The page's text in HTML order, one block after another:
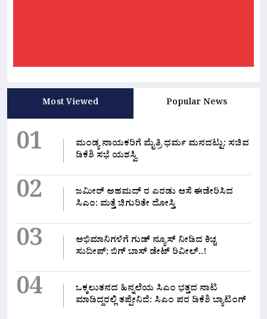
Most Viewed Popular News
01
ಮಂಡ್ಯ ನಾಯಕರಿಗೆ ಮೈತ್ರಿ ಧರ್ಮ ಮನದಟ್ಟು: ಸಚಿವ
ಡಿಕೆಶಿ ಸಭೆ ಯಶಸ್ವಿ
02
ಜಮೀರ್ ಅಹಮದ್ ರ ಎರಡು ಆಸೆ ಈಡೇರಿಸಿದ
ಸಿಎಂ: ಮತ್ತೆ ಚಿಗುರಿತೇ ದೋಸ್ತಿ
03
ಅಭಿಮಾನಿಗಳಿಗೆ ಗುಡ್ ನ್ಯೂಸ್ ನೀಡಿದ ಕಿಚ್ಚ
ಸುದೀಪ್; ಬಿಗ್ ಬಾಸ್ ಡೇಟ್ ರಿವೀಲ್..!
04
ಒಕ್ಕಲುತನದ ಹಿನ್ನಲೆಯ ಸಿಎಂ ಭತ್ತದ ನಾಟಿ
ಮಾಡಿದ್ದರಲ್ಲಿ‌ ತಪ್ಪೇನಿದೆ: ಸಿಎಂ ಪರ ಡಿಕೆಶಿ ಬ್ಯಾಟಿಂಗ್